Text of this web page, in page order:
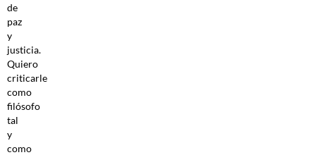
de
paz
y
justicia.
Quiero
criticarle
como
filósofo
tal
y
como